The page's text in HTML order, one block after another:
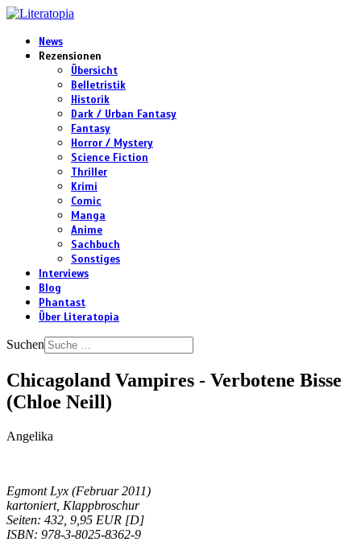
News
Rezensionen
Übersicht
Belletristik
Historik
Dark / Urban Fantasy
Fantasy
Horror / Mystery
Science Fiction
Thriller
Krimi
Comic
Manga
Anime
Sachbuch
Sonstiges
Interviews
Blog
Phantast
Über Literatopia
Suchen
Chicagoland Vampires - Verbotene Bisse
(Chloe Neill)
Angelika
Egmont Lyx (Februar 2011)
kartoniert, Klappbroschur
Seiten: 432, 9,95 EUR [D]
ISBN: 978-3-8025-8362-9